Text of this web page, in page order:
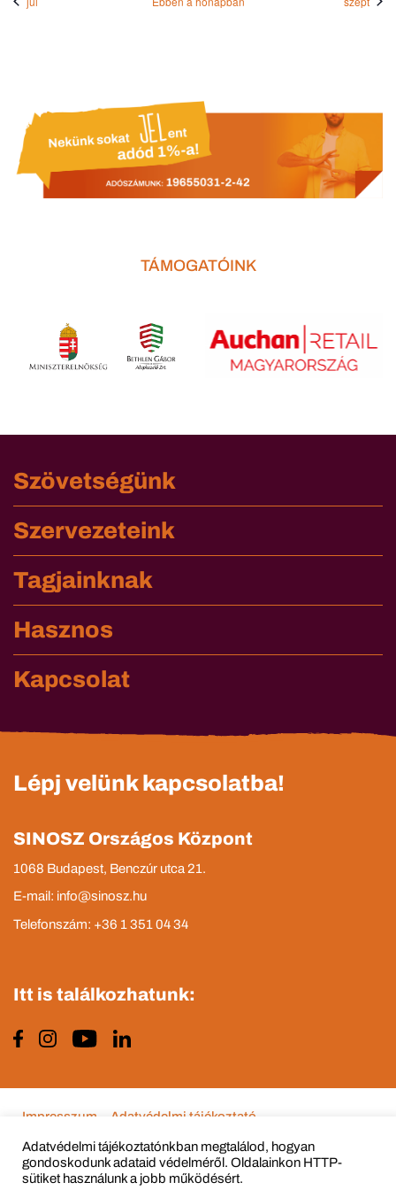
TÁMOGATÓINK
Szövetségünk
Szervezeteink
Tagjainknak
Hasznos
Kapcsolat
Lépj velünk kapcsolatba!
SINOSZ Országos Központ
1068 Budapest, Benczúr utca 21.
E-mail: info@sinosz.hu
Telefonszám: +36 1 351 04 34
Itt is találkozhatunk:
Impresszum Adatvédelmi tájékoztató
Adatvédelmi tájékoztatónkban megtalálod, hogyan
gondoskodunk adataid védelméről. Oldalainkon HTTP-
sütiket használunk a jobb működésért.